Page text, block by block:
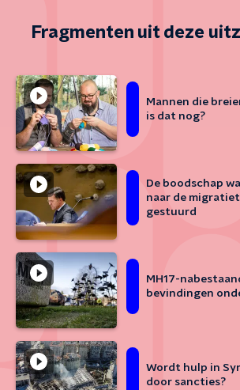
Fragmenten uit deze
Mannen die
is dat nog?
De boodschap
naar de
gestuurd
MH17-
bevindingen
Wordt hulp in
door sancties?